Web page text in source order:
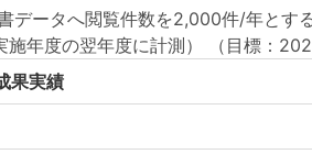
ータへ閲覧件数を2,000件/年とする
年度の翌年度に計測）
（目標：
果実績